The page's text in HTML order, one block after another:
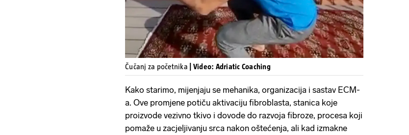
Čučanj za početnika | Video: Adriatic Coaching
Kako starimo, mijenjaju se mehanika, organizacija i sastav ECM-
a. Ove promjene potiču aktivaciju fibroblasta, stanica koje
proizvode vezivno tkivo i dovode do razvoja fibroze, procesa koji
pomaže u zacjeljivanju srca nakon oštećenja, ali kad izmakne